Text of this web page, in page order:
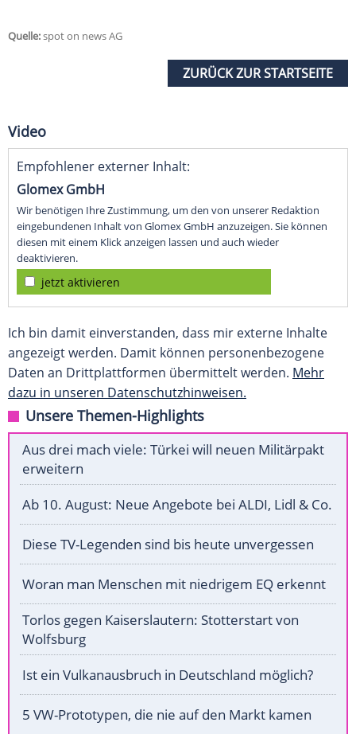
Quelle:spot on news AG
ZURÜCK ZUR STARTSEITE
Video
Empfohlener externer Inhalt:
Glomex GmbH
Wir benötigen Ihre Zustimmung, um den von unserer Redaktion
eingebundenen Inhalt von Glomex GmbH anzuzeigen. Sie können
diesen mit einem Klick anzeigen lassen und auch wieder
deaktivieren.
jetzt aktivieren
Ich bin damit einverstanden, dass mir externe Inhalte
angezeigt werden. Damit können personenbezogene
Daten an Drittplattformen übermittelt werden. Mehr
dazu in unseren Datenschutzhinweisen.
Unsere Themen-Highlights
Aus drei mach viele: Türkei will neuen Militärpakt
erweitern
Ab 10. August: Neue Angebote bei ALDI, Lidl & Co.
Diese TV-Legenden sind bis heute unvergessen
Woran man Menschen mit niedrigem EQ erkennt
Torlos gegen Kaiserslautern: Stotterstart von
Wolfsburg
Ist ein Vulkanausbruch in Deutschland möglich?
5 VW-Prototypen, die nie auf den Markt kamen